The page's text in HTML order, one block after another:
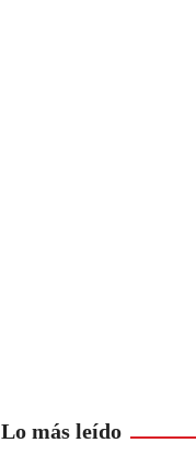
Lo más leído